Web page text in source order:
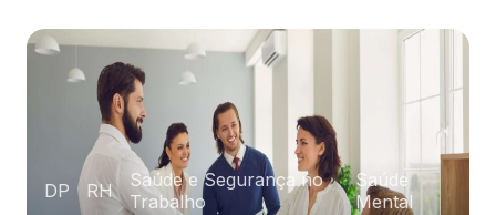
DP RH
Saúde e Segurança no
Trabalho
Saúde
Mental